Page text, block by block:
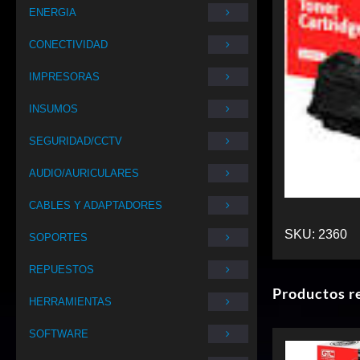
ENERGIA
CONECTIVIDAD
IMPRESORAS
INSUMOS
SEGURIDAD/CCTV
AUDIO/AURICULARES
CABLES Y ADAPTADORES
SOPORTES
REPUESTOS
HERRAMIENTAS
SOFTWARE
SKU: 2360
Productos